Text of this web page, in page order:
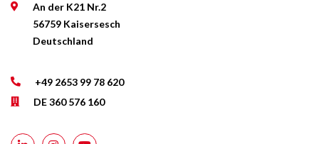
An der K21 Nr.2
56759 Kaisersesch
Deutschland
+49 2653 99 78 620
DE 360 576 160